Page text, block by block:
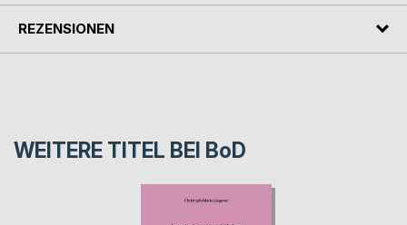
REZENSIONEN
WEITERE TITEL BEI BoD